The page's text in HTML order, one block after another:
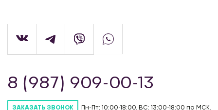
8 (987) 909-00-13
ЗАКАЗАТЬ ЗВОНОК Пн-Пт: 10:00-18:00, ВС: 13:00-18:00 по МСК.